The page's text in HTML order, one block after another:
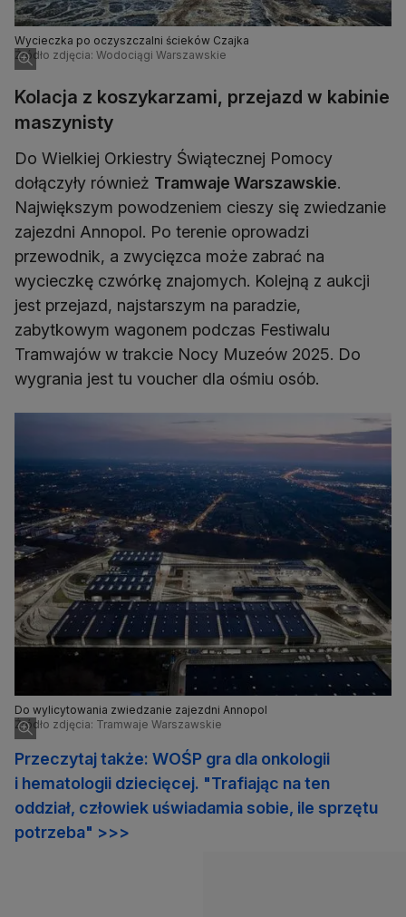
Wycieczka po oczyszczalni ścieków Czajka
Źródło zdjęcia: Wodociągi Warszawskie
Kolacja z koszykarzami, przejazd w kabinie
maszynisty
Do Wielkiej Orkiestry Świątecznej Pomocy
dołączyły również Tramwaje Warszawskie.
Największym powodzeniem cieszy się zwiedzanie
zajezdni Annopol. Po terenie oprowadzi
przewodnik, a zwycięzca może zabrać na
wycieczkę czwórkę znajomych. Kolejną z aukcji
jest przejazd, najstarszym na paradzie,
zabytkowym wagonem podczas Festiwalu
Tramwajów w trakcie Nocy Muzeów 2025. Do
wygrania jest tu voucher dla ośmiu osób.
Do wylicytowania zwiedzanie zajezdni Annopol
Źródło zdjęcia: Tramwaje Warszawskie
Przeczytaj także: WOŚP gra dla onkologii
i hematologii dziecięcej. "Trafiając na ten
oddział, człowiek uświadamia sobie, ile sprzętu
potrzeba" >>>